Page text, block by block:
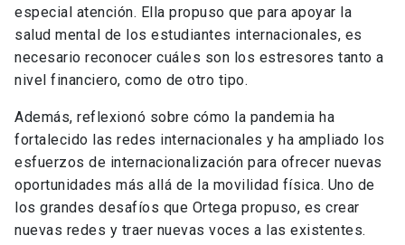
especial atención. Ella propuso que para apoyar la
salud mental de los estudiantes internacionales, es
necesario reconocer cuáles son los estresores tanto a
nivel financiero, como de otro tipo.
Además, reflexionó sobre cómo la pandemia ha
fortalecido las redes internacionales y ha ampliado los
esfuerzos de internacionalización para ofrecer nuevas
oportunidades más allá de la movilidad física. Uno de
los grandes desafíos que Ortega propuso, es crear
nuevas redes y traer nuevas voces a las existentes.